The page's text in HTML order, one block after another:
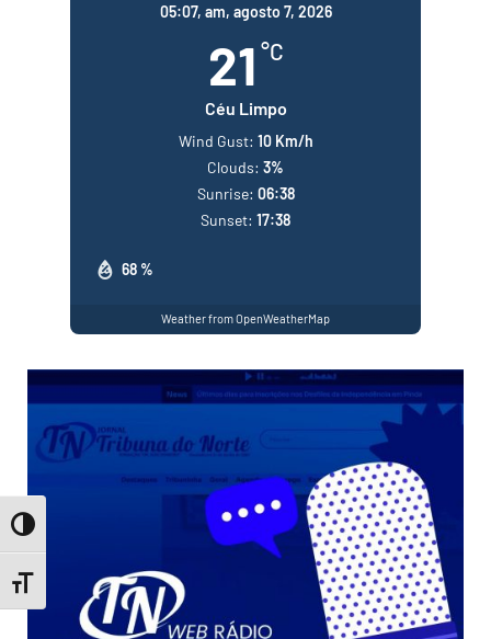
Toggle High Contrast
Toggle Font size
05:07, am, agosto 7, 2026
21 °C
Céu Limpo
68 %
Wind Gust: 10 Km/h
Clouds: 3%
Sunrise: 06:38
Sunset: 17:38
Weather from OpenWeatherMap